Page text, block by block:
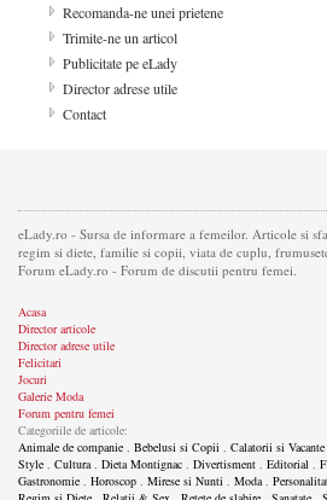
Recomanda-ne unei prietene
Trimite-ne un articol
Publicitate pe eLady
Director adrese utile
Contact
eLady.ro - Sursa de informare a femeilor. Articole si
regim si diete, familie si copii, viata de cuplu,
Forum eLady.ro - Forum de discutii pentru femei.
Acasa
Director articole
Director adrese utile
Felicitari
Jocuri
Galerie Moda
Forum pentru femei
Categoriile de articole:
Animale de companie
Bebelusi si Copii Calatorii si Vacante
Style
Cultura Dieta Montignac Divertisment Editorial
Gastronomie
Horoscop Mirese si Nunti Moda